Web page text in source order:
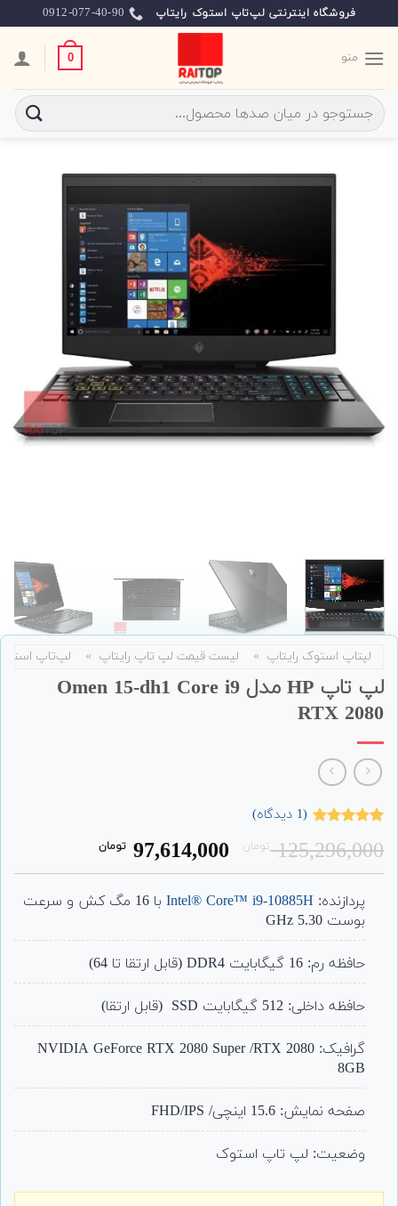
to
content
فروشگاه اینترنتی لپ‌تاپ استوک رایتاپ 0912-077-40-90
منو 0
جستجو
برای:
لپتاپ استوک رایتاپ » لیست قیمت لپ تاپ رایتاپ » لپ‌تاپ
لپ تاپ HP مدل Omen 15-dh1 Core i9
RTX 2080
از 5 امتیاز
مشتری
(
1 دیدگاه)
125,296,000 تومان قیمت
اصلی:
125,296,000
تومان
بود.
97,614,000 تومانقیمت
فعلی:
97,614,000
تومان. پردازنده: Intel® Core™ i9-10885H
با 16 مگ کش و سرعت
بوست 5.30 GHz
حافظه رم: 16 گیگابایت DDR4 (قابل ارتقا تا 64)
حافظه داخلی: 512 گیگابایت SSD (قابل ارتقا)
گرافیک: NVIDIA GeForce RTX 2080 Super /RTX 2080
8GB
صفحه نمایش: 15.6 اینچی/ FHD/IPS
وضعیت: لپ تاپ استوک